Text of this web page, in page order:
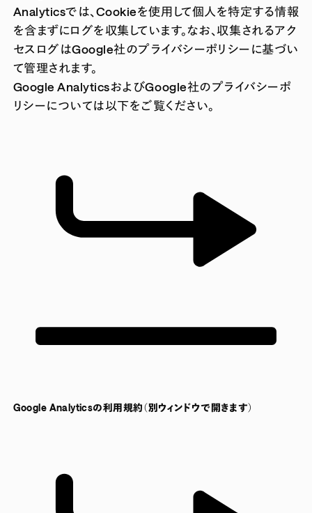
Analyticsでは、Cookieを使用して個人を特定する情報
を含まずにログを収集しています。なお、収集されるアク
セスログはGoogle社のプライバシーポリシーに基づい
て管理されます。
Google AnalyticsおよびGoogle社のプライバシーポ
リシーについては以下をご覧ください。
Google Analyticsの利用規約（別ウィンドウで開きます）